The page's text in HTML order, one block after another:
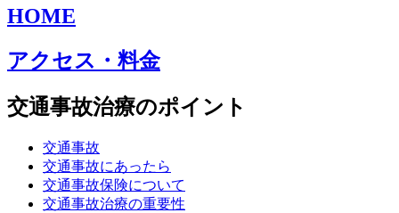
HOME
アクセス・料金
交通事故治療のポイント
交通事故
交通事故にあったら
交通事故保険について
交通事故治療の重要性